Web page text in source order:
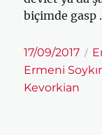
biçimde gasp
Yayın
tarihi
17/09/2017
Ermeni
Kevorkian